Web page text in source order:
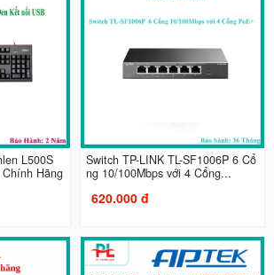
L500S
Hãng
Switch TP-LINK TL-SF1006P 6 Cổ
ng 10/100Mbps với 4 Cổng...
620.000 đ